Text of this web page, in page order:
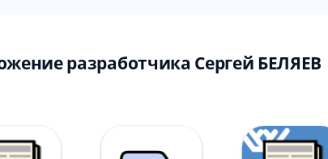
разработчика Сергей БЕЛЯЕВ